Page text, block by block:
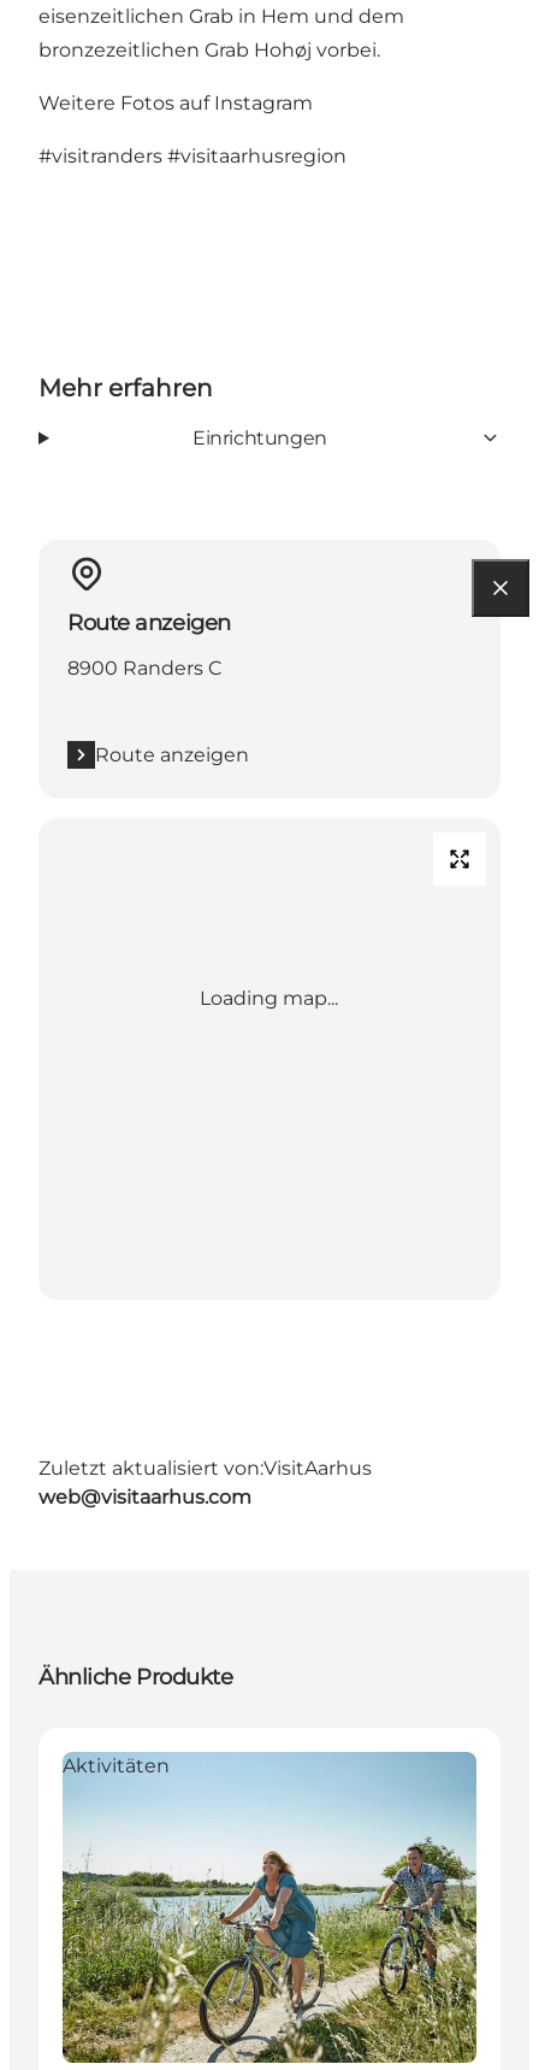
eisenzeitlichen Grab in Hem und dem
bronzezeitlichen Grab Hohøj vorbei.
Weitere Fotos auf Instagram
#visitranders #visitaarhusregion
Mehr erfahren
Einrichtungen
Route anzeigen
8900 Randers C
Route anzeigen
Loading map...
Zuletzt aktualisiert von:VisitAarhus
web@visitaarhus.com
Ähnliche Produkte
Aktivitäten